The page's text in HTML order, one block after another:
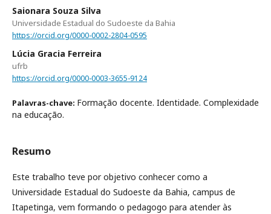
Saionara Souza Silva
Universidade Estadual do Sudoeste da Bahia
https://orcid.org/0000-0002-2804-0595
Lúcia Gracia Ferreira
ufrb
https://orcid.org/0000-0003-3655-9124
Palavras-chave: Formação docente. Identidade. Complexidade
na educação.
Resumo
Este trabalho teve por objetivo conhecer como a
Universidade Estadual do Sudoeste da Bahia, campus de
Itapetinga, vem formando o pedagogo para atender às